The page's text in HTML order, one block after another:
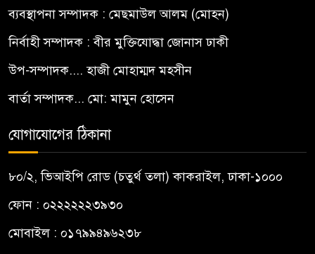
ব্যবস্থাপনা সম্পাদক : মেছমাউল আলম (মোহন)
নির্বাহী সম্পাদক : বীর মুক্তিযোদ্ধা জোনাস ঢাকী
উপ-সম্পাদক.... হাজী মোহাম্মদ মহসীন
বার্তা সম্পাদক... মো: মামুন হোসেন
যোগাযোগের ঠিকানা
৮০/২, ভিআইপি রোড (চতুর্থ তলা) কাকরাইল, ঢাকা-১০০০
ফোন : ০২২২২২২৩৯৩০
মোবাইল : ০১৭৯৯৪৯৬২৩৮